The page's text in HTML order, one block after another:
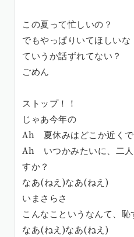
この夏って忙しいの？
でもやっぱりいてほしいな
ていうか話ずれてない？
ごめん
ストップ！！
じゃあ今年の
Ah 夏休みはどこか近くで
Ah いつかみたいに、二
すか？
なあ(ねえ)なあ(ねえ)
いまさらさ
こんなこというなんて、恥
なあ(ねえ)なあ(ねえ)